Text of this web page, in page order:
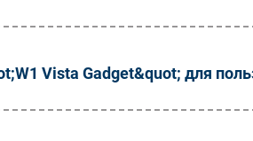
Vista Gadget&quot; для